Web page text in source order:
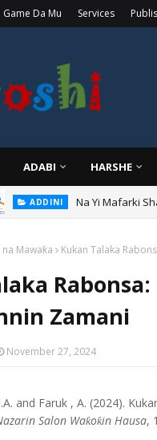
Game Da Mu Services
ADABI HARSHE
ADDINI Na Yi Mafarki
Mawaƙa Kukan Talaka
Zamani
November 27, 2024
. and Faruk , A. (2024).
Salon Waƙoƙin Hausa,